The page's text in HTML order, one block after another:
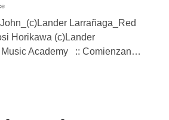
Larrañaga_Red
Horikawa (c)Lander
Music Academy :: Comienzan…